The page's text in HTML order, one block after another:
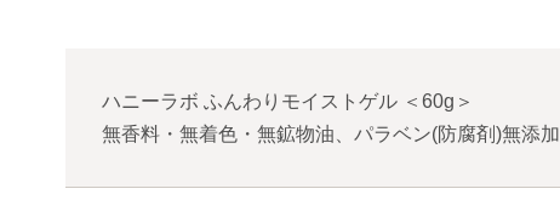
ハニーラボ ふんわりモイストゲル＜ 60g ＞
無香料・無着色・無鉱物油、パラベン(防腐剤)無添加